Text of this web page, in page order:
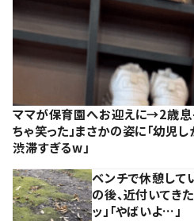
ママが保育園へお迎えに→2歳
ちゃ笑った」まさかの姿に「幼児
渋滞すぎるw」
ベンチで休憩して
の後、近付いてき
ッ」「やばいよ…」